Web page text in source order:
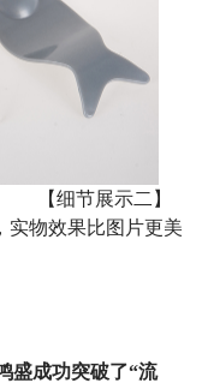
【细节展示二】
实物效果比图片更美
盛成功突破了“流